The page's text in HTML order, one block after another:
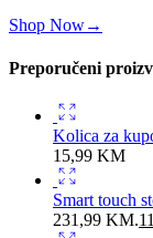
Shop Now→
Preporučeni
Kolica za
15,99 KM
Smart touch
231,99 KM.